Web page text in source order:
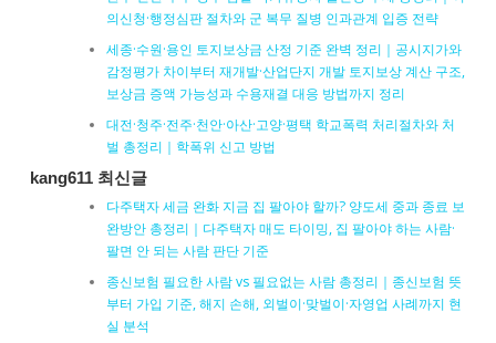
의신청·행정심판 절차와 군 복무 질병 인과관계 입증 전략
세종·수원·용인 토지보상금 산정 기준 완벽 정리｜공시지가와
감정평가 차이부터 재개발·산업단지 개발 토지보상 계산 구조,
보상금 증액 가능성과 수용재결 대응 방법까지 정리
대전·청주·전주·천안·아산·고양·평택 학교폭력 처리절차와 처
벌 총정리｜학폭위 신고 방법
kang611 최신글
다주택자 세금 완화 지금 집 팔아야 할까? 양도세 중과 종료 보
완방안 총정리｜다주택자 매도 타이밍, 집 팔아야 하는 사람·
팔면 안 되는 사람 판단 기준
종신보험 필요한 사람 vs 필요없는 사람 총정리｜종신보험 뜻
부터 가입 기준, 해지 손해, 외벌이·맞벌이·자영업 사례까지 현
실 분석